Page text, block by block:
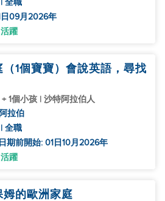
全職
09月2026年
躍
（1個寶寶）會說英語，尋找
1個小孩 | 沙特阿拉伯人
拉伯
全職
期前開始: 01日10月2026年
躍
姆的歐洲家庭